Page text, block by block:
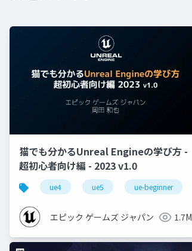
猫でも分かるUnreal Engineの学び方 -
超初心者向け編 - 2023 v1.0
ue4 ue5 ue-beginner
エピック ゲームズ ジャパン 1.7M